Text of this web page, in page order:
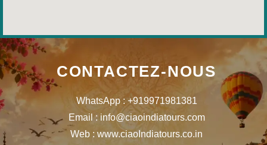
CONTACTEZ-NOUS
WhatsApp : +919971981381
Email : info@ciaoindiatours.com
Web : www.ciaoIndiatours.co.in